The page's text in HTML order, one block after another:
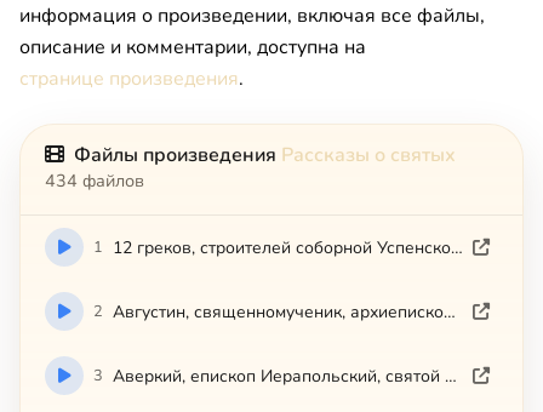
информация о произведении, включая все файлы,
описание и комментарии, доступна на
странице произведения.
Файлы произведения Рассказы о святых
434 файлов
1 12 греков, строителей соборной Успенской церкви Киево-Печерской
2 Августин, священномученик, архиепископ Калужский и Боровский
3 Аверкий, епископ Иерапольский, святой равноапостольный